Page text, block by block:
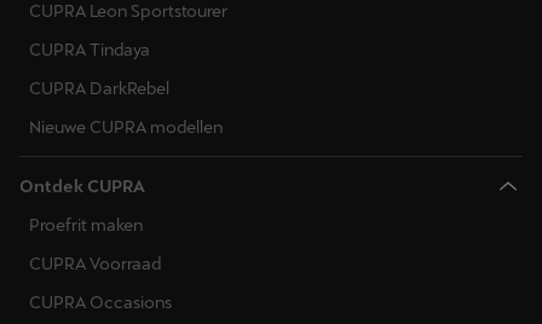
CUPRA Leon Sportstourer
CUPRA Tindaya
CUPRA DarkRebel
Nieuwe CUPRA modellen
Ontdek CUPRA
Proefrit maken
CUPRA Voorraad
CUPRA Occasions